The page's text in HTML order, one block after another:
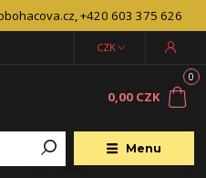
+420 603 375 626
Menu
CZK
0
0,00 CZK